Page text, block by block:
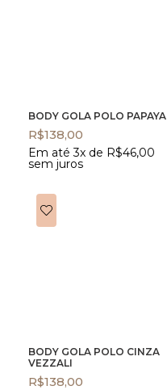
BODY GOLA POLO PAPAYA
R$138,00
Em até 3x de R$46,00
sem juros
BODY GOLA POLO CINZA
VEZZALI
R$138,00